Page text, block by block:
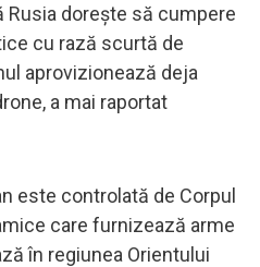
Rusia dorește să cumpere
cu rază scurtă de
aprovizionează deja
a mai raportat
este controlată de Corpul
care furnizează arme
în regiunea Orientului